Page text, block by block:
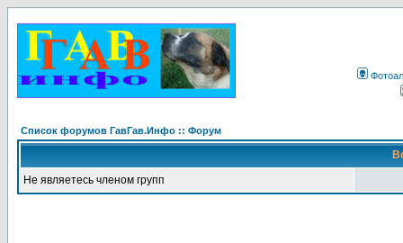
Список форумов ГавГав.Инфо :: Форум
Не являетесь членом групп